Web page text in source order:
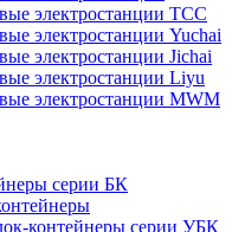
электростанции ТСС
электростанции Yuchai
электростанции Jichai
электростанции Liyu
электростанции MWM
серии БК
контейнеры серии УБК